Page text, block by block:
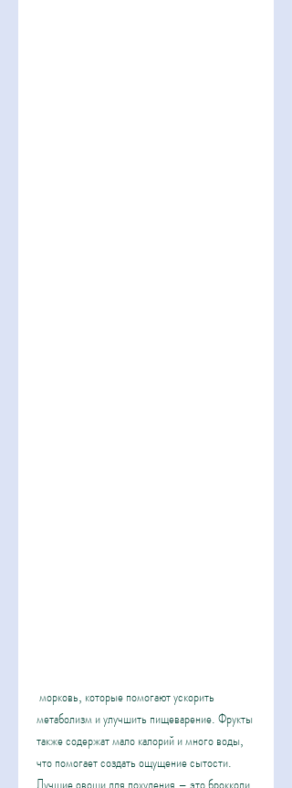
метаболизм и улучшить пищеварение. Фрукты
также содержат мало калорий и много воды,
что помогает создать ощущение сытости.